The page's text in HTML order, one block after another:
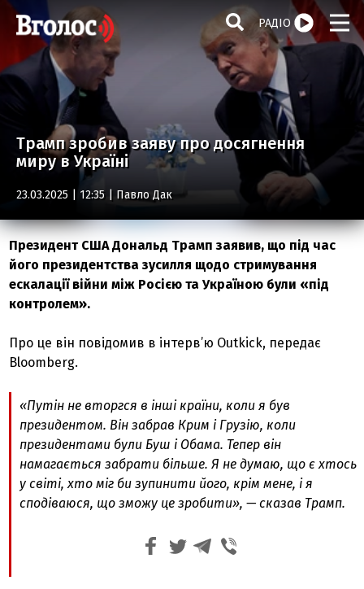
РАДІО
Трамп зробив заяву про досягнення
миру в Україні
23.03.2025 | 12:35 | Павло Дак
Президент США Дональд Трамп заявив, що під час
його президентства зусилля щодо стримування
ескалації війни між Росією та Україною були «під
контролем».
Про це він повідомив в інтерв’ю Outkick, передає
Bloomberg.
«Путін не вторгся в інші країни, коли я був
президентом. Він забрав Крим і Грузію, коли
президентами були Буш і Обама. Тепер він
намагається забрати більше. Я не думаю, що є хтось
у світі, хто міг би зупинити його, крім мене, і я
сподіваюся, що зможу це зробити», — сказав Трамп.